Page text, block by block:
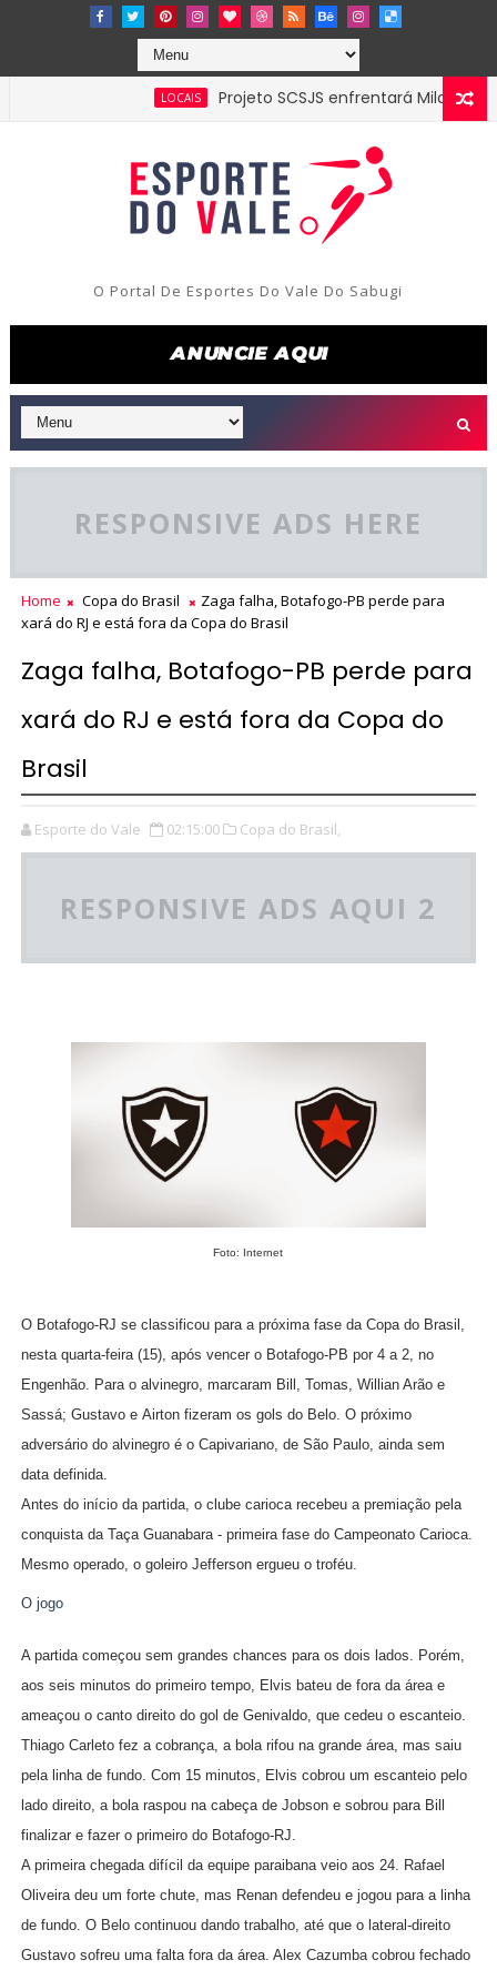
Projeto SCSJS enfrentará Milan de
O Portal De Esportes Do Vale Do Sabugi
RESPONSIVE ADS HERE
Home Copa do Brasil
Zaga falha, Botafogo-PB perde para
xará do RJ e está fora da Copa do Brasil
Zaga falha, Botafogo-PB perde para
xará do RJ e está fora da Copa do
Brasil
Esporte do Vale 02:15:00 Copa do Brasil,
RESPONSIVE ADS AQUI 2
Foto: Internet
O Botafogo-RJ se classificou para a próxima fase da Copa do Brasil,
nesta quarta-feira (15), após vencer o Botafogo-PB por 4 a 2, no
Engenhão. Para o alvinegro, marcaram Bill, Tomas, Willian Arão e
Sassá; Gustavo e Airton fizeram os gols do Belo. O próximo
adversário do alvinegro é o Capivariano, de São Paulo, ainda sem
data definida.
Antes do início da partida, o clube carioca recebeu a premiação pela
conquista da Taça Guanabara - primeira fase do Campeonato Carioca.
Mesmo operado, o goleiro Jefferson ergueu o troféu.
O jogo
A partida começou sem grandes chances para os dois lados. Porém,
aos seis minutos do primeiro tempo, Elvis bateu de fora da área e
ameaçou o canto direito do gol de Genivaldo, que cedeu o escanteio.
Thiago Carleto fez a cobrança, a bola rifou na grande área, mas saiu
pela linha de fundo. Com 15 minutos, Elvis cobrou um escanteio pelo
lado direito, a bola raspou na cabeça de Jobson e sobrou para Bill
finalizar e fazer o primeiro do Botafogo-RJ.
A primeira chegada difícil da equipe paraibana veio aos 24. Rafael
Oliveira deu um forte chute, mas Renan defendeu e jogou para a linha
de fundo. O Belo continuou dando trabalho, até que o lateral-direito
Gustavo sofreu uma falta fora da área. Alex Cazumba cobrou fechado